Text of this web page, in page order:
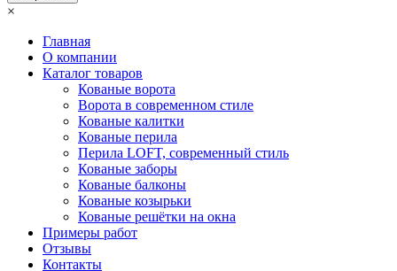
×
Главная
О компании
Каталог товаров
Кованые ворота
Ворота в современном стиле
Кованые калитки
Кованые перила
Перила LOFT, современный стиль
Кованые заборы
Кованые балконы
Кованые козырьки
Кованые решётки на окна
Примеры работ
Отзывы
Контакты